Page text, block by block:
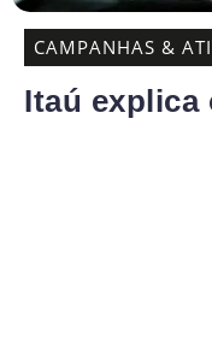
CAMPANHAS &
Itaú explica